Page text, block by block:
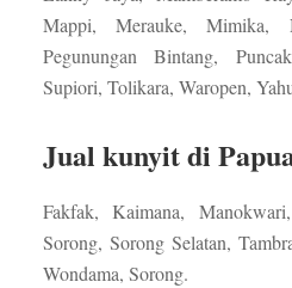
Mappi, Merauke, Mimika,
Pegunungan Bintang,
Supiori, Tolikara, Waropen,
Jual kunyit di
Fakfak, Kaimana,
Sorong, Sorong Selatan,
Wondama, Sorong.